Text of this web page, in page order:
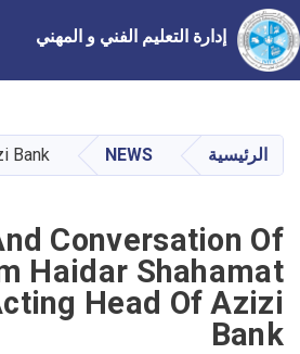
المحتوى
الرئيسي
إدارة التعليم الفني و المهني
الرئيسية NEWS
Bank
Conversation Of
Haidar Shahamat
Head Of Azizi
Bank